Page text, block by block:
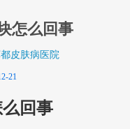
怎么回事
皮肤病医院
21
回事